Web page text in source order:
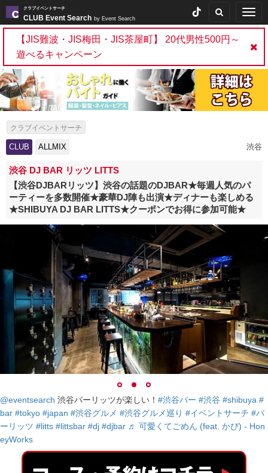
クラブイベントサーチ
CLUB Event Search by Event Search
【JIS難波・JIS梅田・JIS茶屋町】 20代男性500円～
遊べるキャンペーン
クラブイベントサーチ
CLUB ALLMIX 渋谷
渋谷 DJ BAR リッツ LITTS
【渋谷DJBARリッツ】渋谷の話題のDJBAR★毎週人気のパ
ーティーを多数開催★豪華DJ陣も出演★ディナーも楽しめる
★SHIBUYA DJ BAR LITTS★クーポンでお得に参加可能★
@eventsearch 渋谷バーリッツが楽しい！ #渋谷バー #渋谷 #shibuya #
bar #tokyo #japan #渋谷グルメ #渋谷グルメ巡り #イベントサーチ #バ
ーリッツ #litts #littsbar #dj #djbar ♬ 可愛くてごめん (feat. かぴ) - Hon
eyWorks